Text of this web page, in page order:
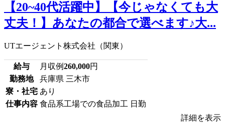
【20~40代活躍中】【今じゃなくても大
丈夫！】あなたの都合で選べます♪大...
UTエージェント株式会社（関東）
給与 月収例260,000円
勤務地
兵庫県 三木市
寮・社宅 あり
仕事内容 食品系工場での食品加工 日勤
詳細を表示